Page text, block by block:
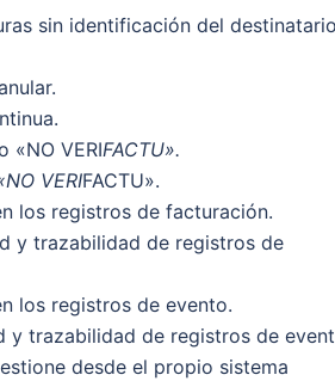
sin identificación del
«NO VERIFACTU».
VERIFACTU».
los registros de facturación.
y trazabilidad de registros de
los registros de evento.
y trazabilidad de registros de
desde el propio sistema